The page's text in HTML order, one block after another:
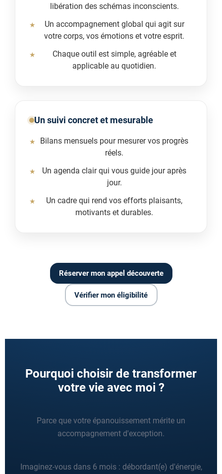
libération des schémas inconscients.
Un accompagnement global qui agit sur
votre corps, vos émotions et votre esprit.
Chaque outil est simple, agréable et
applicable au quotidien.
Un suivi concret et mesurable
Bilans mensuels pour mesurer vos progrès
réels.
Un agenda clair qui vous guide jour après
jour.
Un cadre qui rend vos efforts plaisants,
motivants et durables.
Réserver mon appel découverte
Vérifier mon éligibilité
Pourquoi choisir de transformer
votre vie avec moi ?
Parce que votre épanouissement mérite un
accompagnement d'exception.
Imaginez-vous dans 6 mois : débordant(e) d'énergie,